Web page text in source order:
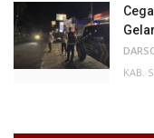
Perempuan/Anak
KAB.